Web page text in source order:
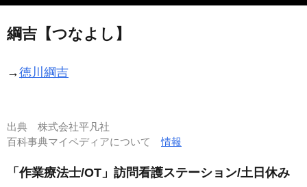
綱吉【つなよし】
→徳川綱吉
出典 株式会社平凡社
百科事典マイペディアについて情報
「作業療法士/OT」訪問看護ステーション/土日休み